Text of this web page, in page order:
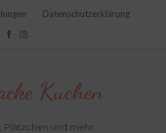
Datenschutzerklärung
Kuchen
Plätzchen und mehr